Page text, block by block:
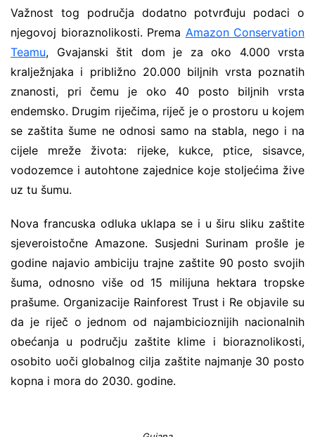
Važnost tog područja dodatno potvrđuju podaci o
njegovoj bioraznolikosti. Prema Amazon Conservation
Teamu, Gvajanski štit dom je za oko 4.000 vrsta
kralježnjaka i približno 20.000 biljnih vrsta poznatih
znanosti, pri čemu je oko 40 posto biljnih vrsta
endemsko. Drugim riječima, riječ je o prostoru u kojem
se zaštita šume ne odnosi samo na stabla, nego i na
cijele mreže života: rijeke, kukce, ptice, sisavce,
vodozemce i autohtone zajednice koje stoljećima žive
uz tu šumu.
Nova francuska odluka uklapa se i u širu sliku zaštite
sjeveroistočne Amazone. Susjedni Surinam prošle je
godine najavio ambiciju trajne zaštite 90 posto svojih
šuma, odnosno više od 15 milijuna hektara tropske
prašume. Organizacije Rainforest Trust i Re objavile su
da je riječ o jednom od najambicioznijih nacionalnih
obećanja u području zaštite klime i bioraznolikosti,
osobito uoči globalnog cilja zaštite najmanje 30 posto
kopna i mora do 2030. godine.